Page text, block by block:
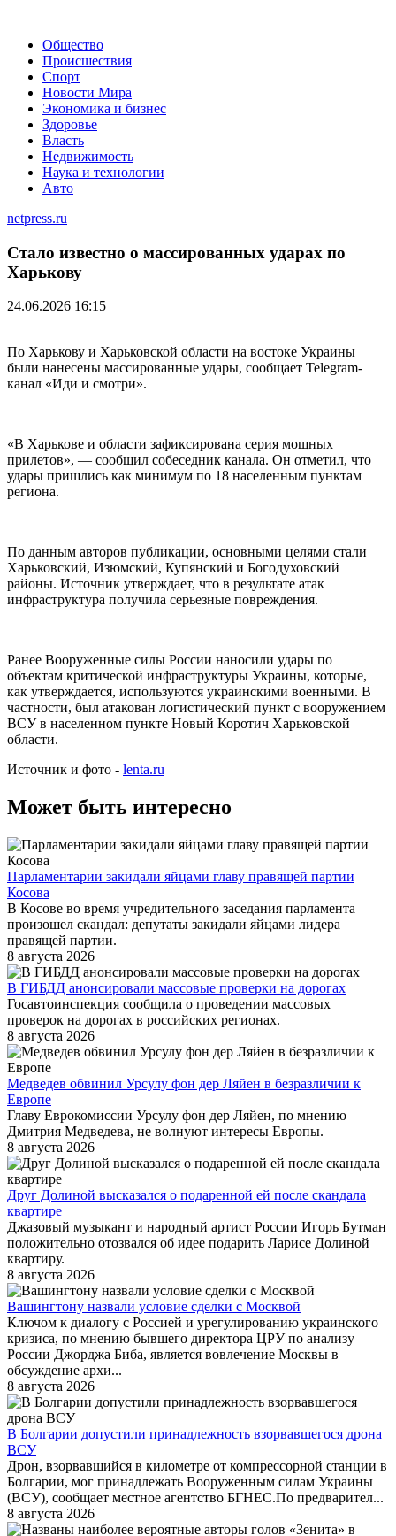
Общество
Происшествия
Спорт
Новости Мира
Экономика и бизнес
Здоровье
Власть
Недвижимость
Наука и технологии
Авто
netpress.ru
Стало известно о массированных ударах по
Харькову
24.06.2026 16:15
По Харькову и Харьковской области на востоке Украины
были нанесены массированные удары, сообщает Telegram-
канал «Иди и смотри».
«В Харькове и области зафиксирована серия мощных
прилетов», — сообщил собеседник канала. Он отметил, что
удары пришлись как минимум по 18 населенным пунктам
региона.
По данным авторов публикации, основными целями стали
Харьковский, Изюмский, Купянский и Богодуховский
районы. Источник утверждает, что в результате атак
инфраструктура получила серьезные повреждения.
Ранее Вооруженные силы России наносили удары по
объектам критической инфраструктуры Украины, которые,
как утверждается, используются украинскими военными. В
частности, был атакован логистический пункт с вооружением
ВСУ в населенном пункте Новый Коротич Харьковской
области.
Источник и фото - lenta.ru
Может быть интересно
Парламентарии закидали яйцами главу правящей партии
Косова
В Косове во время учредительного заседания парламента
произошел скандал: депутаты закидали яйцами лидера
правящей партии.
8 августа 2026
В ГИБДД анонсировали массовые проверки на дорогах
Госавтоинспекция сообщила о проведении массовых
проверок на дорогах в российских регионах.
8 августа 2026
Медведев обвинил Урсулу фон дер Ляйен в безразличии к
Европе
Главу Еврокомиссии Урсулу фон дер Ляйен, по мнению
Дмитрия Медведева, не волнуют интересы Европы.
8 августа 2026
Друг Долиной высказался о подаренной ей после скандала
квартире
Джазовый музыкант и народный артист России Игорь Бутман
положительно отозвался об идее подарить Ларисе Долиной
квартиру.
8 августа 2026
Вашингтону назвали условие сделки с Москвой
Ключом к диалогу с Россией и урегулированию украинского
кризиса, по мнению бывшего директора ЦРУ по анализу
России Джорджа Биба, является вовлечение Москвы в
обсуждение архи...
8 августа 2026
В Болгарии допустили принадлежность взорвавшегося дрона
ВСУ
Дрон, взорвавшийся в километре от компрессорной станции в
Болгарии, мог принадлежать Вооруженным силам Украины
(ВСУ), сообщает местное агентство БГНЕС.По предварител...
8 августа 2026